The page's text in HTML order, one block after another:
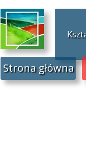
Strona główna